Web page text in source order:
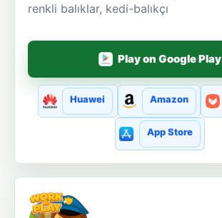
renkli balıklar, kedi-balıkçı
Play on Google Play
Huawei Amazon
App Store